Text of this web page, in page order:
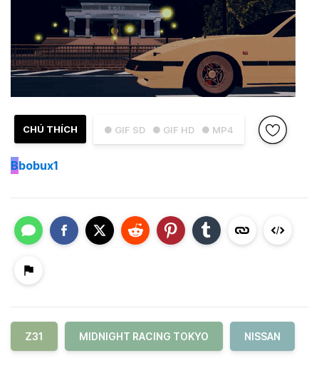
● GIF SD ● GIF HD ● MP4
CHÚ THÍCH
Bbobux1
Z31 MIDNIGHT RACING TOKYO NISSAN